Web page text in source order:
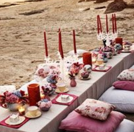
Policye acconsento al trattamento dei
Invia